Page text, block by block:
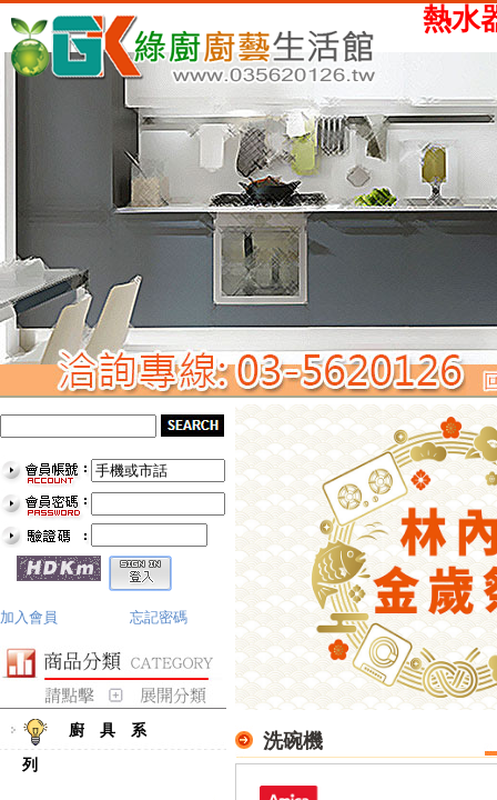
熱水器、瓦斯爐
加入會員 忘記密碼
廚 具 系
列
洗碗機